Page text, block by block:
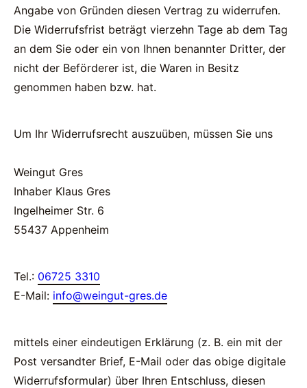
e
r
h
o
l
n
*
Angabe von Gründen diesen Vertrag zu widerrufen.
Die Widerrufsfrist beträgt vierzehn Tage ab dem Tag
an dem Sie oder ein von Ihnen benannter Dritter, der
nicht der Beförderer ist, die Waren in Besitz
genommen haben bzw. hat.
Um Ihr Widerrufsrecht auszuüben, müssen Sie uns
Weingut Gres
Inhaber Klaus Gres
Ingelheimer Str. 6
55437 Appenheim
Tel.: 06725 3310
E-Mail: info@weingut-gres.de
mittels einer eindeutigen Erklärung (z. B. ein mit der
Post versandter Brief, E-Mail oder das obige digitale
Widerrufsformular) über Ihren Entschluss, diesen